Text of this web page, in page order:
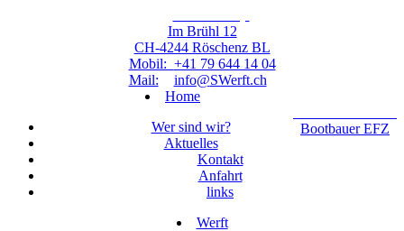
Im Brühl 12
CH-4244 Röschenz BL
Mobil: +41 79 644 14 04
Mail:
info@SWerft.ch
Bootbauer EFZ
Home
Wer sind wir?
Aktuelles
Kontakt
Anfahrt
links
Werft